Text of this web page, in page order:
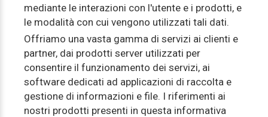
mediante le interazioni con l'utente e i prodotti, e
le modalità con cui vengono utilizzati tali dati.
Offriamo una vasta gamma di servizi ai clienti e
partner, dai prodotti server utilizzati per
consentire il funzionamento dei servizi, ai
software dedicati ad applicazioni di raccolta e
gestione di informazioni e file. I riferimenti ai
nostri prodotti presenti in questa informativa